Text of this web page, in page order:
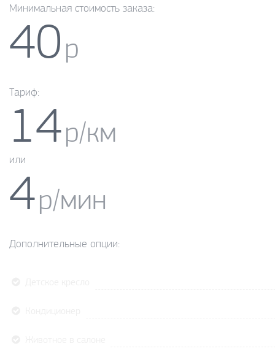
Минимальная стоимость заказа:
40р
Тариф:
14р/км
или
4р/мин
Дополнительные опции: